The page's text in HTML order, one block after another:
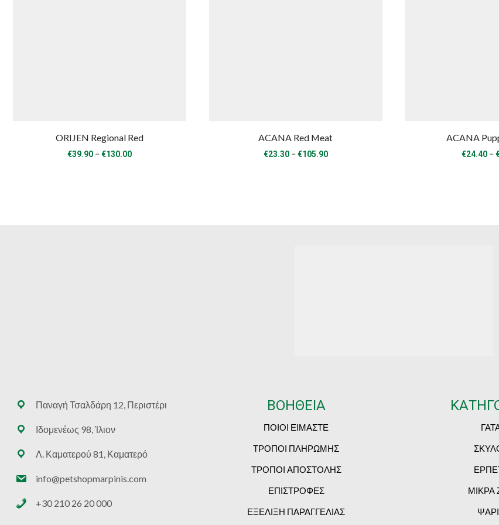
ORIJEN Regional Red
€39.90 –€130.00Price
ACANA Red Meat
€23.30 – €105.90Price
ACANA
€24.40 –
Παναγή Τσαλδάρη 12, Περιστέρι
Ιδομενέως 98, Ίλιον
Λ. Καματερού 81, Καματερό
info@petshopmarpinis.com
+30 210 26 20 000
ΒΟΗΘΕΙΑ
ΠΟΙΟΙ ΕΙΜΑΣΤΕ
ΤΡΟΠΟΙ ΠΛΗΡΩΜΗΣ
ΤΡΟΠΟΙ ΑΠΟΣΤΟΛΗΣ
ΕΠΙΣΤΡΟΦΕΣ
ΕΞΕΛΙΞΗ ΠΑΡΑΓΓΕΛΙΑΣ
ΜΙΚΡΑ